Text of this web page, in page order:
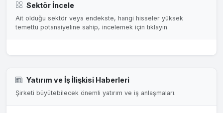
Sektör İncele
Ait olduğu sektör veya endekste, hangi hisseler yüksek
temettü potansiyeline sahip, incelemek için tıklayın.
Yatırım ve İş İlişkisi Haberleri
Şirketi büyütebilecek önemli yatırım ve iş anlaşmaları.